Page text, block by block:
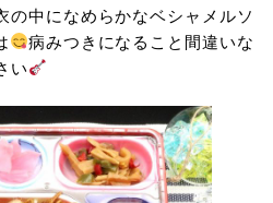
の中になめらかなベシャメルソ
病みつきになること間違いな
い